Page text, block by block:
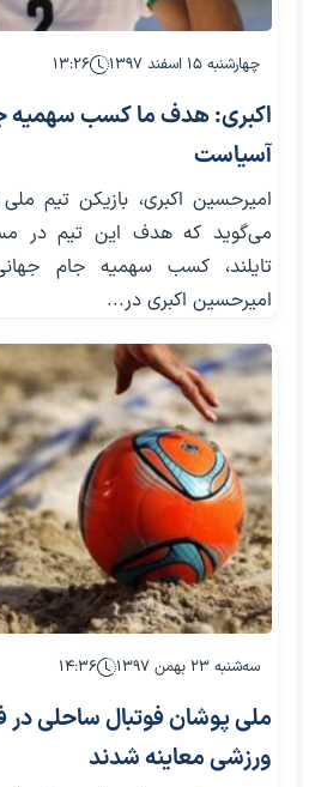
چهارشنبه ۱۵ اسفند ۱۳۹۷ ۱۳:۲۶
اکبری: هدف ما کسب سهمیه
آسیاست
امیرحسین اکبری، بازیکن تیم
می‌گوید که هدف این تیم در
تایلند، کسب سهمیه جام
امیرحسین اکبری در...
سه‌شنبه ۲۳ بهمن ۱۳۹۷ ۱۴:۳۶
ملی پوشان فوتبال ساحلی
ورزشی معاینه شدند